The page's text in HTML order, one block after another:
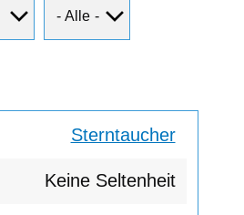
Sterntaucher
Keine Seltenheit